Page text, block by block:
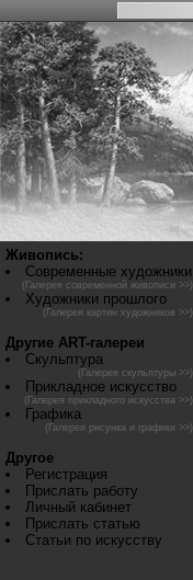
Живопись:
Современные художники
(Галерея современной живописи >>)
Художники прошлого
(Галерея картин художников >>)
Другие ART-галереи
Скульптура
(Галерея скульптуры >>)
Прикладное искусство
(Галерея прикладного искусства >>)
Графика
(Галерея рисунка и графики >>)
Другое
Регистрация
Прислать работу
Личный кабинет
Прислать статью
Статьи по искусству